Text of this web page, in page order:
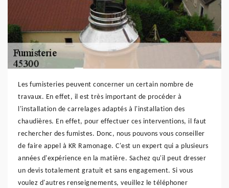
Les fumisteries peuvent concerner un certain nombre de
travaux. En effet, il est très important de procéder à
l'installation de carrelages adaptés à l'installation des
chaudières. En effet, pour effectuer ces interventions, il faut
rechercher des fumistes. Donc, nous pouvons vous conseiller
de faire appel à KR Ramonage. C'est un expert qui a plusieurs
années d'expérience en la matière. Sachez qu'il peut dresser
un devis totalement gratuit et sans engagement. Si vous
voulez d'autres renseignements, veuillez le téléphoner